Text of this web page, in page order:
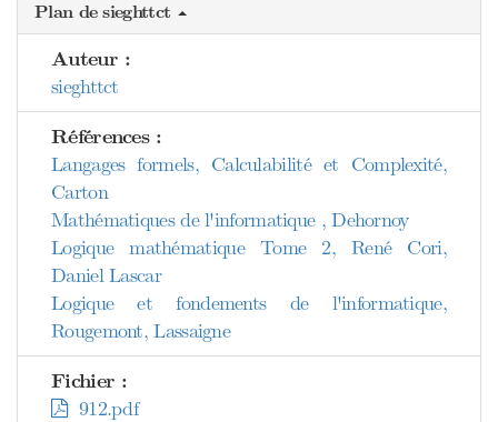
Plan de sieghttct
Auteur :
sieghttct
Références :
Langages formels, Calculabilité et Complexité,
Carton
Mathématiques de l'informatique , Dehornoy
Logique mathématique Tome 2, René Cori,
Daniel Lascar
Logique et fondements de l'informatique,
Rougemont, Lassaigne
Fichier :
912.pdf